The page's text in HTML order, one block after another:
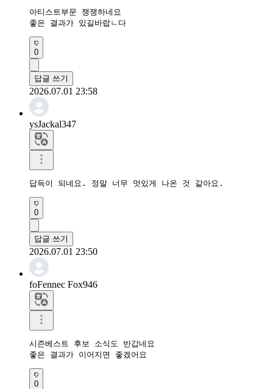
아티스트부문 쟁쟁하네요
좋은 결과가 있길바랍ㄴ다
0
답글 쓰기
2026.07.01 23:58
ysJackal347
답득이 되네요. 정말 너무 멋있게 나온 것 같아요.
0
답글 쓰기
2026.07.01 23:50
foFennec Fox946
시즌베스트 후보 소식도 반갑네요
좋은 결과가 이어지면 좋겠어요
0